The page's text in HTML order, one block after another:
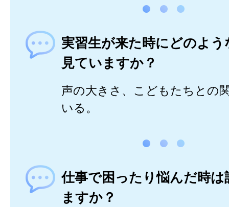
実習生が来た時にどのよ
見ていますか？
声の大きさ、こどもたちとの
いる。
仕事で困ったり悩んだ時は
ますか？